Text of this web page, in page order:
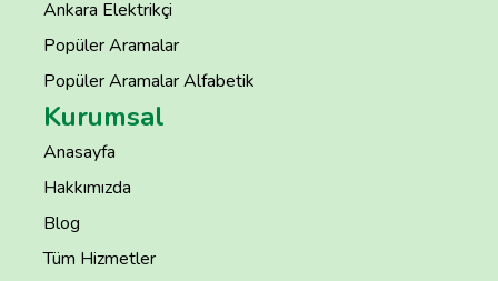
Ankara Elektrikçi
Popüler Aramalar
Popüler Aramalar Alfabetik
Kurumsal
Anasayfa
Hakkımızda
Blog
Tüm Hizmetler